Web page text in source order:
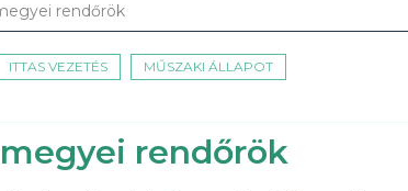
rendőrök
ITTAS VEZETÉS MŰSZAKI ÁLLAPOT
rendőrök